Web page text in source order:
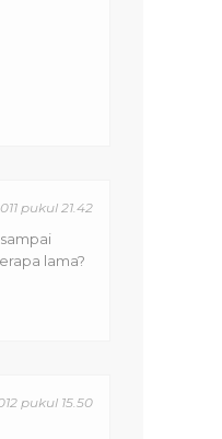
pukul 21.42
lama?
pukul 15.50